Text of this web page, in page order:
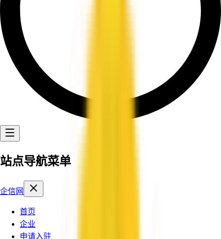
站点导航菜单
企信网
首页
企业
申请入驻